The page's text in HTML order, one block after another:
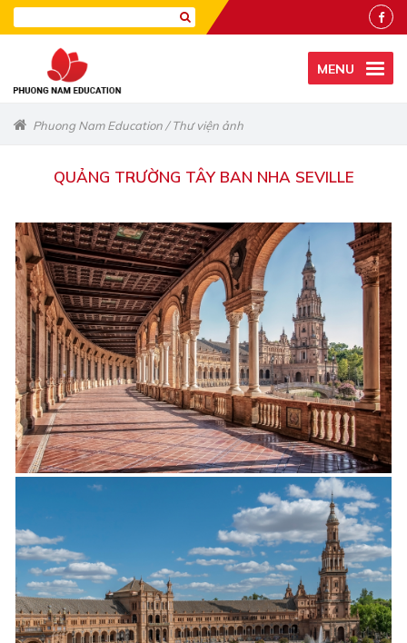
MENU
Phuong Nam Education /Thư viện ảnh
QUẢNG TRƯỜNG TÂY BAN NHA SEVILLE